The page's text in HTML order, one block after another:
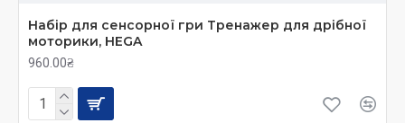
Набір для сенсорної гри Тренажер для дрібної
моторики, HEGA
960.00₴